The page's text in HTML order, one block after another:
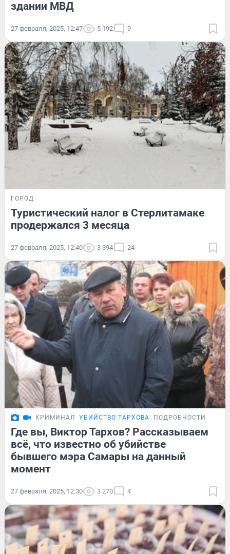
здании МВД
27 февраля, 2025, 12:47 5 192 9
ГОРОД
Туристический налог в Стерлитамаке
продержался 3 месяца
27 февраля, 2025, 12:40 3 394 24
КРИМИНАЛ УБИЙСТВО ТАРХОВА ПОДРОБНОСТИ
Где вы, Виктор Тархов? Рассказываем
всё, что известно об убийстве
бывшего мэра Самары на данный
момент
27 февраля, 2025, 12:30 3 270 4